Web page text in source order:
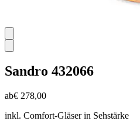
Sandro 432066
ab€ 278,00
inkl. Comfort-Gläser in Sehstärke